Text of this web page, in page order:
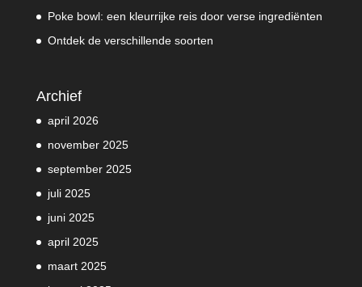
Poke bowl: een kleurrijke reis door verse ingrediënten
Ontdek de verschillende soorten
Archief
april 2026
november 2025
september 2025
juli 2025
juni 2025
april 2025
maart 2025